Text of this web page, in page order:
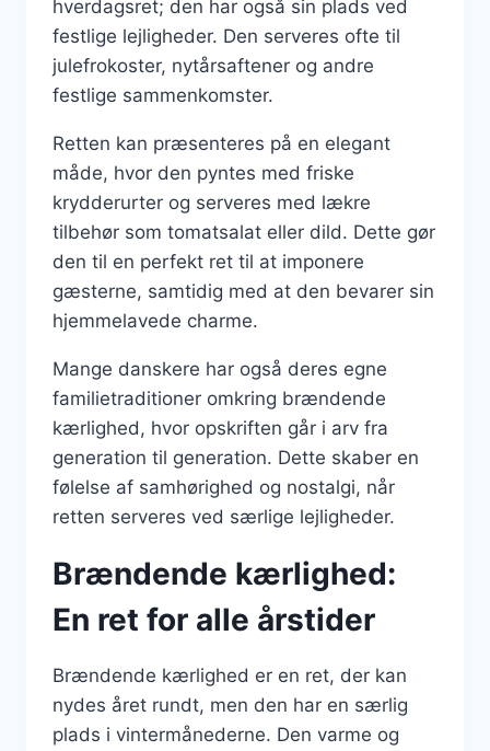
hverdagsret; den har også sin plads ved
festlige lejligheder. Den serveres ofte til
julefrokoster, nytårsaftener og andre
festlige sammenkomster.
Retten kan præsenteres på en elegant
måde, hvor den pyntes med friske
krydderurter og serveres med lækre
tilbehør som tomatsalat eller dild. Dette gør
den til en perfekt ret til at imponere
gæsterne, samtidig med at den bevarer sin
hjemmelavede charme.
Mange danskere har også deres egne
familietraditioner omkring brændende
kærlighed, hvor opskriften går i arv fra
generation til generation. Dette skaber en
følelse af samhørighed og nostalgi, når
retten serveres ved særlige lejligheder.
Brændende kærlighed:
En ret for alle årstider
Brændende kærlighed er en ret, der kan
nydes året rundt, men den har en særlig
plads i vintermånederne. Den varme og